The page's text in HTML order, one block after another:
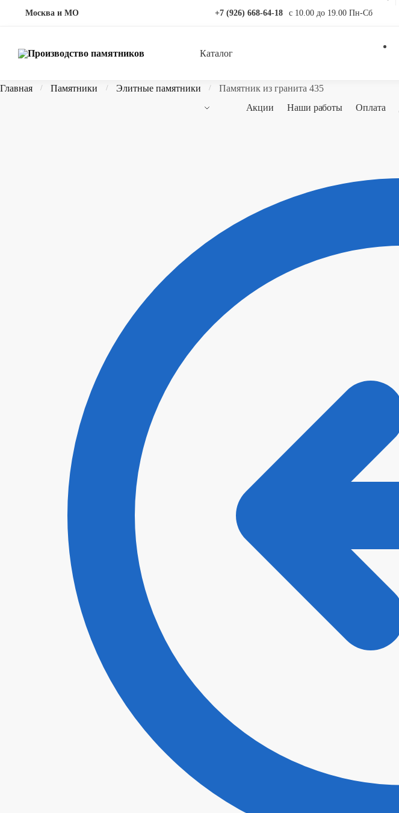
Москва и МО +7 (926) 668-64-18 с 10.00 до 19.00 Пн-Сб
Каталог
Акции Наши работы Оплата
Главная / Памятники / Элитные памятники / Памятник из гранита 435